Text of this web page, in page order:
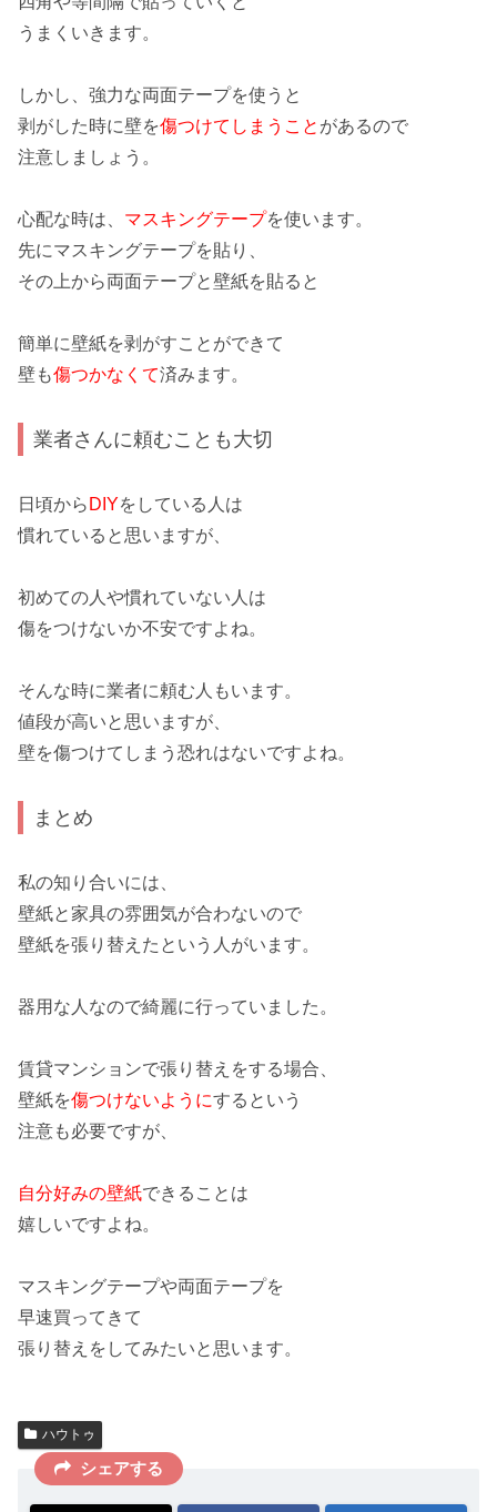
うまくいきます。
しかし、 強力な両面テープを使うと
剥がした時に壁を傷つけてしまうこと があるので
注意しましょう。
心配な時は、 マスキングテープを使います。
先にマスキングテープを貼り、
その上から両面テープと壁紙を貼ると
簡単に壁紙を剥がすことができて
壁も傷つかなくて済みます。
業者さんに頼むことも大切
日頃から DIYをしている人は
慣れていると思いますが、
初めての人 や慣れていない人 は
傷をつけないか不安ですよね。
そんな時に業者に頼む人もいます。
値段が高いと思いますが、
壁を傷つけてしまう恐れはないですよね。
まとめ
私の知り合いには、
壁紙と家具の雰囲気が合わないので
壁紙を張り替えたという人がいます。
器用な人なので綺麗に行っていました。
賃貸マンションで張り替えをする場合、
壁紙を傷つけないようにするという
注意も必要ですが、
自分好みの壁紙できることは
嬉しいですよね。
マスキングテープや両面テープを
早速買ってきて
張り替えをしてみたいと思います。
ハウトゥ
シェアする